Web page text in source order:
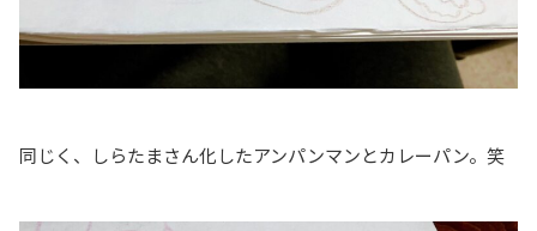
同じく、しらたまさん化したアンパンマンとカレーパン。笑